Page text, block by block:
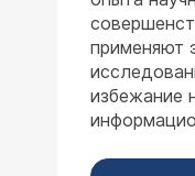
применяют
избежание